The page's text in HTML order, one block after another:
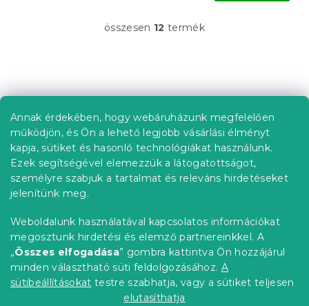
Annak érdekében, hogy webáruházunk megfelelően
működjön, és Ön a lehető legjobb vásárlási élményt
kapja, sütiket és hasonló technológiákat használunk.
Ezek segítségével elemezzük a látogatottságot,
személyre szabjuk a tartalmat és releváns hirdetéseket
jelenítünk meg.
Weboldalunk használatával kapcsolatos információkat
megosztunk hirdetési és elemző partnereinkkel. A
„Összes elfogadása” gombra kattintva Ön hozzájárul
minden választható süti feldolgozásához. A
sütibeállításokat testre szabhatja, vagy a sütiket teljesen
elutasíthatja
L
a
i
r
á
n
y
í
t
e
l
e
m
e
i
összesen 12 termék
á
Információ az Ön számára
Rendelés követése
Szállítási lehetőségek
Fizetési lehetőségek
Reklamáció és áruvisszaküldés
Elérhetőség
Általános szerződési feltételek
Adatvédelmi nyilatkozat
Blog
Partnereinknek